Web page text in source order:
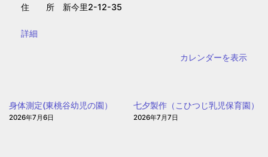
住 所 新今里2-12-35
{title}
詳細
カレンダーを表示
身体測定(東桃谷幼児の園）
2026年7月6日
七夕製作（こひつじ乳児保育園）
2026年7月7日